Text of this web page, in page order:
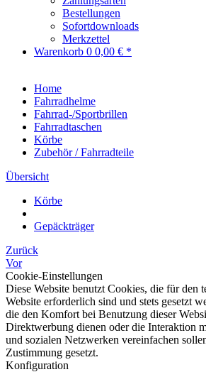
Bestellungen
Sofortdownloads
Merkzettel
Warenkorb 0 0,00 € *
Home
Fahrradhelme
Fahrrad-/Sportbrillen
Fahrradtaschen
Körbe
Zubehör / Fahrradteile
Übersicht
Körbe
Gepäckträger
Zurück
Vor
Cookie-Einstellungen
Diese Website benutzt Cookies, die für den
Website erforderlich sind und stets gesetzt
die den Komfort bei Benutzung dieser
Direktwerbung dienen oder die Interaktion
und sozialen Netzwerken vereinfachen
Zustimmung gesetzt.
Konfiguration